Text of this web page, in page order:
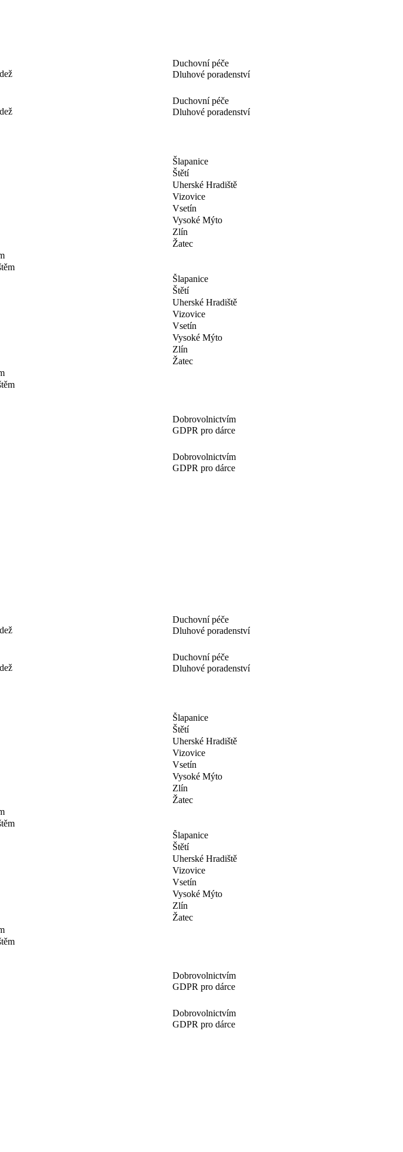
Duchovní péče
Dluhové poradenství
Duchovní péče
Dluhové poradenství
Šlapanice
Štětí
Uherské Hradiště
Vizovice
Vsetín
Vysoké Mýto
Zlín
Žatec
Šlapanice
Štětí
Uherské Hradiště
Vizovice
Vsetín
Vysoké Mýto
Zlín
Žatec
Dobrovolnictvím
GDPR pro dárce
Dobrovolnictvím
GDPR pro dárce
Duchovní péče
Dluhové poradenství
Duchovní péče
Dluhové poradenství
Šlapanice
Štětí
Uherské Hradiště
Vizovice
Vsetín
Vysoké Mýto
Zlín
Žatec
Šlapanice
Štětí
Uherské Hradiště
Vizovice
Vsetín
Vysoké Mýto
Zlín
Žatec
Dobrovolnictvím
GDPR pro dárce
Dobrovolnictvím
GDPR pro dárce